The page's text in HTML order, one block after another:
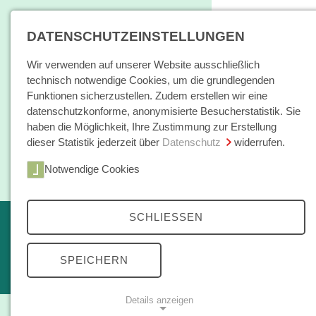
Home
Bücher / E-Books
Themen
kleine reihe
Open Access
DATENSCHUTZEINSTELLUNGEN
Wir verwenden auf unserer Website ausschließlich
technisch notwendige Cookies, um die grundlegenden
Funktionen sicherzustellen. Zudem erstellen wir eine
datenschutzkonforme, anonymisierte Besucherstatistik. Sie
haben die Möglichkeit, Ihre Zustimmung zur Erstellung
dieser Statistik jederzeit über Datenschutz widerrufen.
Notwendige Cookies
SCHLIESSEN
SPEICHERN
Details anzeigen